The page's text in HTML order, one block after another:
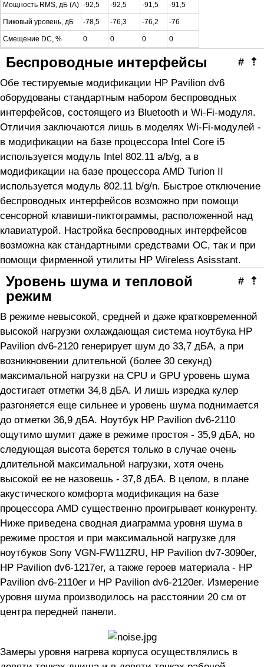
Мощность RMS, дБ (A) -92,5 -92,5 -91,5 -91,5
Пиковый уровень, дБ -78,5 -76,3 -76,2 -76
Смещение DC, % 0 0 0 0
⇡
#
Беспроводные интерфейсы
Обе тестируемые модификации HP Pavilion dv6
оборудованы стандартным набором беспроводных
интерфейсов, состоящего из Bluetooth и Wi-Fi-модуля.
Отличия заключаются лишь в моделях Wi-Fi-модулей -
в модификации на базе процессора Intel Core i5
используется модуль Intel 802.11 a/b/g, а в
модификации на базе процессора AMD Turion II
используется модуль 802.11 b/g/n. Быстрое отключение
беспроводных интерфейсов возможно при помощи
сенсорной клавиши-пиктограммы, расположенной над
клавиатурой. Настройка беспроводных интерфейсов
возможна как стандартными средствами ОС, так и при
помощи фирменной утилиты HP Wireless Asisstant.
⇡
#
Уровень шума и тепловой
режим
В режиме невысокой, средней и даже кратковременной
высокой нагрузки охлаждающая система ноутбука HP
Pavilion dv6-2120 генерирует шум до 33,7 дБА, а при
возникновении длительной (более 30 секунд)
максимальной нагрузки на CPU и GPU уровень шума
достигает отметки 34,8 дБА. И лишь изредка кулер
разгоняется еще сильнее и уровень шума поднимается
до отметки 36,9 дБА. Ноутбук HP Pavilion dv6-2110
ощутимо шумит даже в режиме простоя - 35,9 дБА, но
следующая высота берется только в случае очень
длительной максимальной нагрузки, хотя очень
высокой ее не назовешь - 37,8 дБА. В целом, в плане
акустического комфорта модификация на базе
процессора AMD существенно проигрывает конкуренту.
Ниже приведена сводная диаграмма уровня шума в
режиме простоя и при максимальной нагрузке для
ноутбуков Sony VGN-FW11ZRU, HP Pavilion dv7-3090er,
HP Pavilion dv6-1217er, а также героев материала - HP
Pavilion dv6-2110er и HP Pavilion dv6-2120er. Измерение
уровня шума производилось на расстоянии 20 см от
центра передней панели.
Замеры уровня нагрева корпуса осуществлялись в